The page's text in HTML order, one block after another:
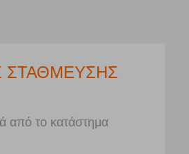
ΣΤΑΘΜΕΥΣΗΣ
από το κατάστημα